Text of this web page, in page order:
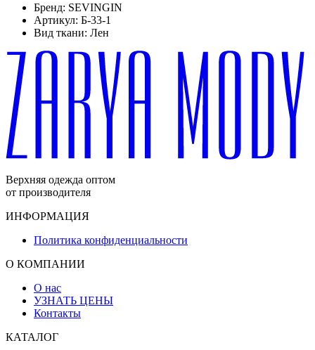
Бренд: SEVINGIN
Артикул: Б-33-1
Вид ткани: Лен
Верхняя одежда оптом
от производителя
ИНФОРМАЦИЯ
Политика конфиденциальности
О КОМПАНИИ
О нас
УЗНАТЬ ЦЕНЫ
Контакты
КАТАЛОГ